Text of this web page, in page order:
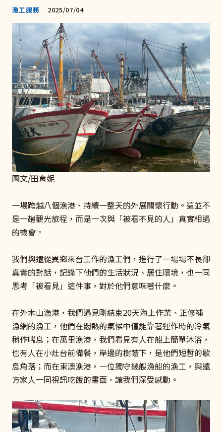
漁工服務 2025/07/04
圖文/田育妮
一場跨越八個漁港、持續一整天的外展關懷行動。這並不
是一趟觀光旅程，而是一次與「被看不見的人」真實相遇
的機會。
我們與遠從異鄉來台工作的漁工們，進行了一場場不長卻
真實的對話，記錄下他們的生活狀況、居住環境，也一同
思考「被看見」這件事，對於他們意味著什麼。
在外木山漁港，我們遇見剛結束20天海上作業、正修補
漁網的漁工，他們在悶熱的氣候中僅能靠著運作時的冷氣
稍作喘息；在萬里漁港，我們看見有人在船上簡單沐浴，
也有人在小灶台前備餐，岸邊的樹蔭下，是他們短暫的歇
息角落；而在東澳漁港，一位獨守幾艘漁船的漁工，與遠
方家人一同視訊吃飯的畫面，讓我們深受感動。